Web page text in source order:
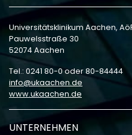
Universitätsklinikum Aachen,
Pauwelsstraße 30
52074 Aachen
Tel.: 0241 80-0 oder 80-84444
info
ukaachen de
www.ukaachen.de
UNTERNEHMEN